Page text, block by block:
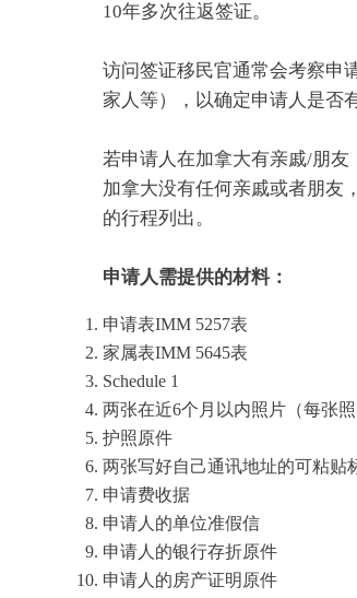
10年多次往返签证。
访问签证移民官通常会考察申
家人等），以确定申请人是否
若申请人在加拿大有亲戚/朋
加拿大没有任何亲戚或者朋友
的行程列出。
申请人需提供的材料：
申请表IMM 5257表
家属表IMM 5645表
Schedule 1
两张在近6个月以内照片（每张
护照原件
两张写好自己通讯地址的可粘贴
申请费收据
申请人的单位准假信
申请人的银行存折原件
申请人的房产证明原件